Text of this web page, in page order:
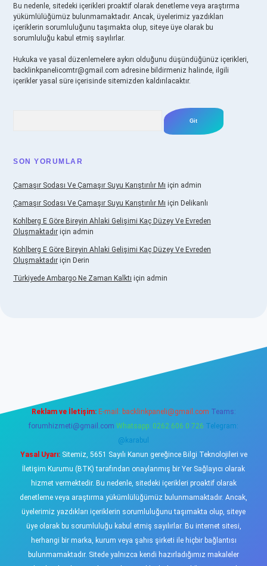
Bu nedenle, sitedeki içerikleri proaktif olarak denetleme veya araştırma
yükümlülüğümüz bulunmamaktadır. Ancak, üyelerimiz yazdıkları
içeriklerin sorumluluğunu taşımakta olup, siteye üye olarak bu
sorumluluğu kabul etmiş sayılırlar.
Hukuka ve yasal düzenlemelere aykırı olduğunu düşündüğünüz içerikleri,
backlinkpanelicomtr@gmail.com adresine bildirmeniz halinde, ilgili
içerikler yasal süre içerisinde sitemizden kaldırılacaktır.
SON YORUMLAR
Çamaşır Sodası Ve Çamaşır Suyu Karıştırılır Mı için admin
Çamaşır Sodası Ve Çamaşır Suyu Karıştırılır Mı için Delikanlı
Kohlberg E Göre Bireyin Ahlaki Gelişimi Kaç Düzey Ve Evreden
Oluşmaktadır için admin
Kohlberg E Göre Bireyin Ahlaki Gelişimi Kaç Düzey Ve Evreden
Oluşmaktadır için Derin
Türkiyede Ambargo Ne Zaman Kalktı için admin
Reklam ve İletişim: E-mail: backlinkpaneli@gmail.com Teams:
forumhizmeti@gmail.com Whatsapp: 0262 606 0 726 Telegram:
@karabul
Yasal Uyarı:Sitemiz, 5651 Sayılı Kanun gereğince Bilgi Teknolojileri ve
İletişim Kurumu (BTK) tarafından onaylanmış bir Yer Sağlayıcı olarak
hizmet vermektedir. Bu nedenle, sitedeki içerikleri proaktif olarak
denetleme veya araştırma yükümlülüğümüz bulunmamaktadır. Ancak,
üyelerimiz yazdıkları içeriklerin sorumluluğunu taşımakta olup, siteye
üye olarak bu sorumluluğu kabul etmiş sayılırlar. Bu internet sitesi,
herhangi bir marka, kurum veya şahıs şirketi ile hiçbir bağlantısı
bulunmamaktadır. Sitede yalnızca kendi hazırladığımız makaleler